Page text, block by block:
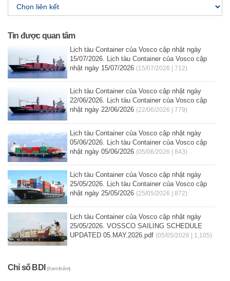
Tin được quan tâm
Lịch tàu Container của Vosco cập nhật ngày
15/07/2026. Lịch tàu Container của Vosco cập
nhật ngày 15/07/2026 (15/07/2026 | 712)
Lịch tàu Container của Vosco cập nhật ngày
22/06/2026. Lịch tàu Container của Vosco cập
nhật ngày 22/06/2026 (22/06/2026 | 779)
Lịch tàu Container của Vosco cập nhật ngày
05/06/2026. Lịch tàu Container của Vosco cập
nhật ngày 05/06/2026 (05/06/2026 | 843)
Lịch tàu Container của Vosco cập nhật ngày
25/05/2026. Lịch tàu Container của Vosco cập
nhật ngày 25/05/2026 (25/05/2026 | 872)
Lịch tàu Container của Vosco cập nhật ngày
25/05/2026. VOSSCO SAILING SCHEDULE
UPDATED 05.MAY.2026.pdf (05/05/2026 | 1,105)
Chỉ số BDI(Xem thêm)